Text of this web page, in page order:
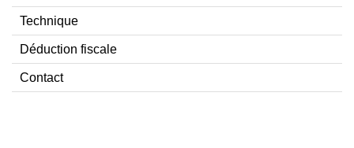
Technique
Déduction fiscale
Contact